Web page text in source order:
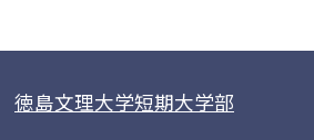
徳島文理大学短期大学部